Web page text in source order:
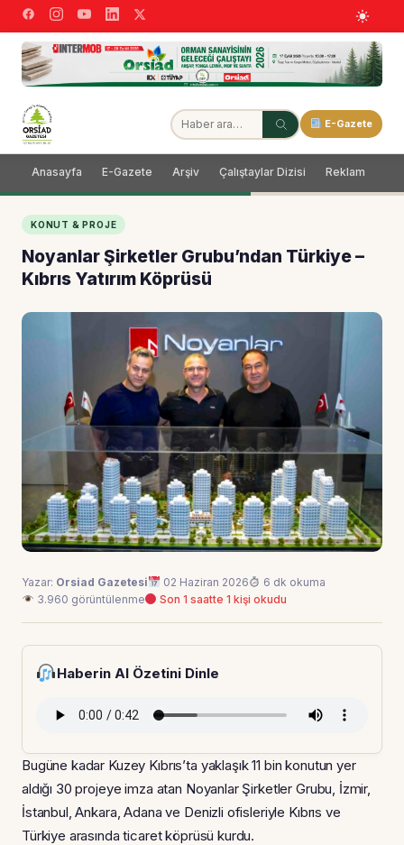
E-Gazete
Anasayfa E-Gazete Arşiv Çalıştaylar Dizisi Reklam
KONUT & PROJE
Noyanlar Şirketler Grubu’ndan Türkiye –
Kıbrıs Yatırım Köprüsü
Yazar: Orsiad Gazetesi 02 Haziran 2026
6 dk okuma
3.960 görüntülenme
Son 1 saatte 1 kişi okudu
Haberin AI Özetini Dinle
Bugüne kadar Kuzey Kıbrıs’ta yaklaşık 11 bin konutun yer
aldığı 30 projeye imza atan Noyanlar Şirketler Grubu, İzmir,
İstanbul, Ankara, Adana ve Denizli ofisleriyle Kıbrıs ve
Türkiye arasında ticaret köprüsü kurdu.